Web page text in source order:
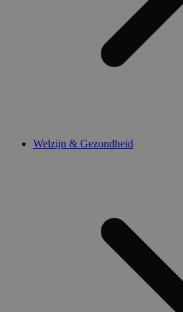
Welzijn & Gezondheid